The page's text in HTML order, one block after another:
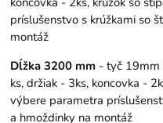
príslušenstvo s krúžkami so
montáž
Dĺžka 3200 mm - tyč 19mm
ks, držiak - 3ks, koncovka -
výbere parametra
a hmoždinky na montáž